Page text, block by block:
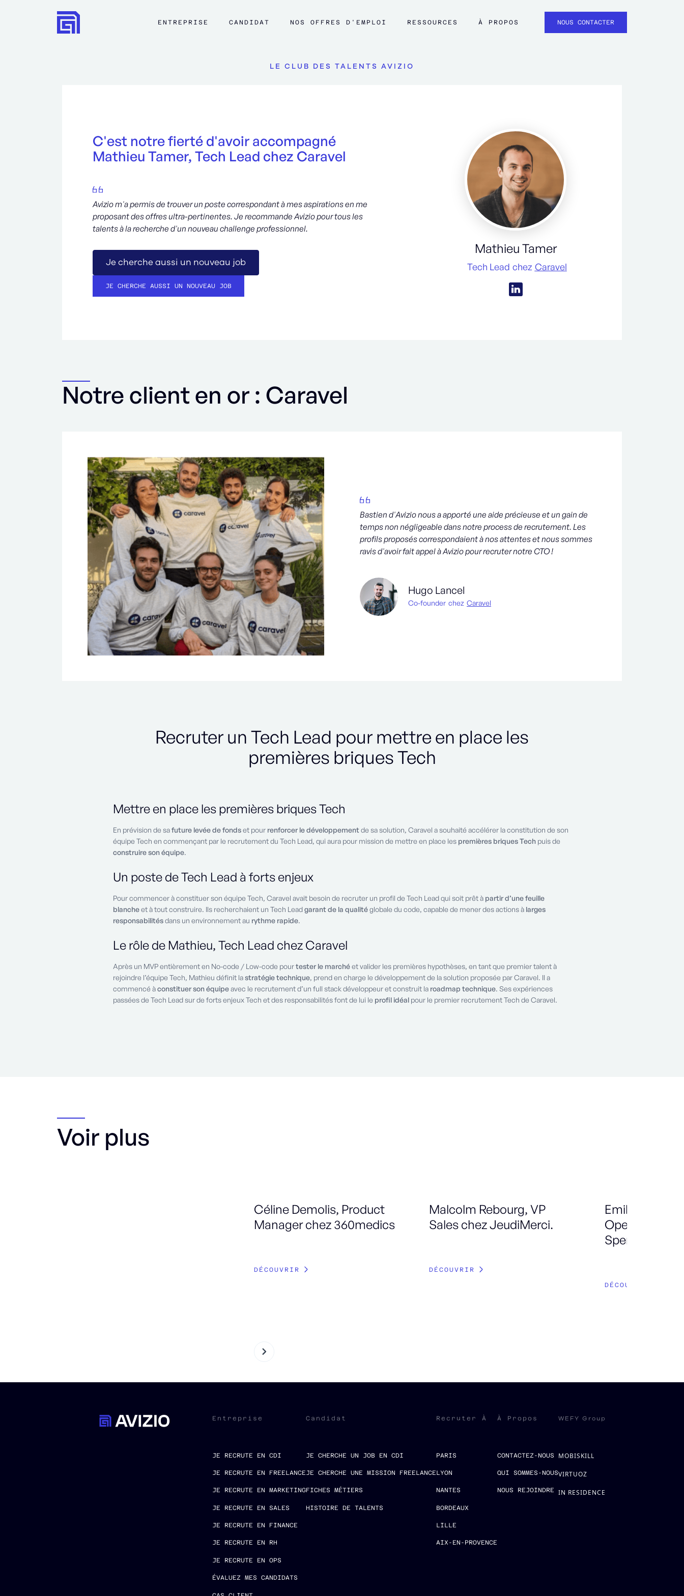
ENTREPRISE CANDIDAT NOS OFFRES D'EMPLOI RESSOURCES À PROPOS NOUS CONTACTER
LE CLUB DES TALENTS AVIZIO
C'est notre fierté d'avoir accompagné
Mathieu Tamer, Tech Lead chez Caravel
Avizio m'a permis de trouver un poste correspondant à mes aspirations en me
proposant des offres ultra-pertinentes. Je recommande Avizio pour tous les
talents à la recherche d'un nouveau challenge professionnel.
Je cherche aussi un nouveau job
JE CHERCHE AUSSI UN NOUVEAU JOB
Mathieu Tamer
Tech Lead chez Caravel
Notre client en or : Caravel
Bastien d'Avizio nous a apporté une aide précieuse et un gain de
temps non négligeable dans notre process de recrutement. Les
profils proposés correspondaient à nos attentes et nous sommes
ravis d'avoir fait appel à Avizio pour recruter notre CTO !
Hugo Lancel
Co-founder chez Caravel
Recruter un Tech Lead pour mettre en place les
premières briques Tech
Mettre en place les premières briques Tech
En prévision de safuture levée de fondset pour renforcer le développementde sa solution, Caravel a souhaité accélérer la constitution de son
équipe Tech en commençant par le recrutement du Tech Lead, qui aura pour mission de mettre en place les premières briques Tech puis de
construire son équipe.
Un poste de Tech Lead à forts enjeux
Pour commencer à constituer son équipe Tech, Caravel avait besoin de recruter un profil de Tech Lead qui soit prêt à partir d’une feuille
blancheet à tout construire. Ils recherchaient un Tech Leadgarant de la qualitéglobale du code, capable de mener des actions à larges
responsabilitésdans un environnement au rythme rapide.
Le rôle de Mathieu, Tech Lead chez Caravel
Après un MVP entièrement en No-code / Low-code pourtester le marchéet valider les premières hypothèses, en tant que premier talent à
rejoindre l’équipe Tech, Mathieu définit lastratégie technique, prend en charge le développement de la solution proposée par Caravel. Il a
commencé àconstituer son équipeavec le recrutement d’un full stack développeur et construit la roadmap technique. Ses expériences
passées de Tech Lead sur de forts enjeux Tech et des responsabilités font de lui le profil idéal pour le premier recrutement Tech de Caravel.
Voir plus
Céline Demolis, Product
Manager chez 360medics
DÉCOUVRIR
Malcolm Rebourg, VP
Sales chez JeudiMerci.
DÉCOUVRIR
Emilien
Operations
Spendesk.
DÉCOUVRIR
Entreprise
JE RECRUTE EN CDI
JE RECRUTE EN FREELANCE
JE RECRUTE EN MARKETING
JE RECRUTE EN SALES
JE RECRUTE EN FINANCE
JE RECRUTE EN RH
JE RECRUTE EN OPS
ÉVALUEZ MES CANDIDATS
Candidat
JE CHERCHE UN JOB EN CDI
JE CHERCHE UNE MISSION FREELANCE
FICHES MÉTIERS
HISTOIRE DE TALENTS
Recruter À
PARIS
LYON
NANTES
BORDEAUX
LILLE
AIX-EN-PROVENCE
À Propos
CONTACTEZ-NOUS
QUI SOMMES-NOUS
NOUS REJOINDRE
WEFY Group
MOBISKILL
VIRTUOZ
IN RESIDENCE